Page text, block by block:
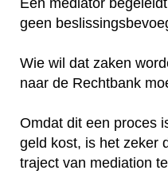
Een mediator
geen
Wie wil dat zaken
naar de Rechtbank
Omdat dit een proces
geld kost, is het zeker
traject van mediation